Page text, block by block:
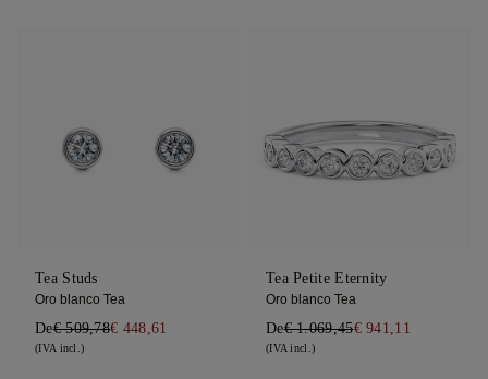
Tea Studs
Oro blanco Tea
De€ 509,78€ 448,61
(IVA incl.)
Tea Petite Eternity
Oro blanco Tea
De€ 1.069,45€ 941,11
(IVA incl.)